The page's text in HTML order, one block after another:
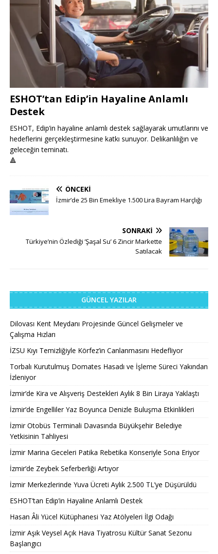
ESHOT’tan Edip’in Hayaline Anlamlı
Destek
ESHOT, Edip’in hayaline anlamlı destek sağlayarak umutlarını ve
hedeflerini gerçekleştirmesine katkı sunuyor. Delikanlılığın ve
geleceğin teminatı.
🔺
ÖNCEKI
İzmir’de 25 Bin Emekliye 1.500 Lira Bayram Harçlığı
SONRAKI
Türkiye’nin Özlediği ’Şaşal Su’ 6 Zincir Markette
Satılacak
GÜNCEL YAZILAR
Dilovası Kent Meydanı Projesinde Güncel Gelişmeler ve
Çalışma Hızları
İZSU Kıyı Temizliğiyle Körfez’in Canlanmasını Hedefliyor
Torbalı Kurutulmuş Domates Hasadı ve İşleme Süreci Yakından
İzleniyor
İzmir’de Kira ve Alışveriş Destekleri Aylık 8 Bin Liraya Yaklaştı
İzmir’de Engelliler Yaz Boyunca Denizle Buluşma Etkinlikleri
İzmir Otobüs Terminali Davasında Büyükşehir Belediye
Yetkisinin Tahliyesi
İzmir Marina Geceleri Patika Rebetika Konseriyle Sona Eriyor
İzmir’de Zeybek Seferberliği Artıyor
İzmir Merkezlerinde Yuva Ücreti Aylık 2.500 TL’ye Düşürüldü
ESHOT’tan Edip’in Hayaline Anlamlı Destek
Hasan Âli Yücel Kütüphanesi Yaz Atölyeleri İlgi Odağı
İzmir Aşık Veysel Açık Hava Tiyatrosu Kültür Sanat Sezonu
Başlangıcı